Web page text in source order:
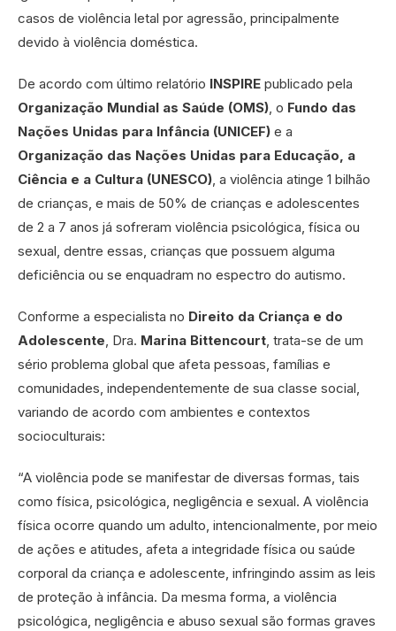
casos de violência letal por agressão, principalmente
devido à violência doméstica.
De acordo com último relatório INSPIRE publicado pela
Organização Mundial as Saúde (OMS), o Fundo das
Nações Unidas para Infância (UNICEF) e a
Organização das Nações Unidas para Educação, a
Ciência e a Cultura (UNESCO), a violência atinge 1 bilhão
de crianças, e mais de 50% de crianças e adolescentes
de 2 a 7 anos já sofreram violência psicológica, física ou
sexual, dentre essas, crianças que possuem alguma
deficiência ou se enquadram no espectro do autismo.
Conforme a especialista no Direito da Criança e do
Adolescente, Dra. Marina Bittencourt, trata-se de um
sério problema global que afeta pessoas, famílias e
comunidades, independentemente de sua classe social,
variando de acordo com ambientes e contextos
socioculturais:
“A violência pode se manifestar de diversas formas, tais
como física, psicológica, negligência e sexual. A violência
física ocorre quando um adulto, intencionalmente, por meio
de ações e atitudes, afeta a integridade física ou saúde
corporal da criança e adolescente, infringindo assim as leis
de proteção à infância. Da mesma forma, a violência
psicológica, negligência e abuso sexual são formas graves